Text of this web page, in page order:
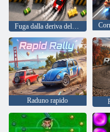
Raduno rapido